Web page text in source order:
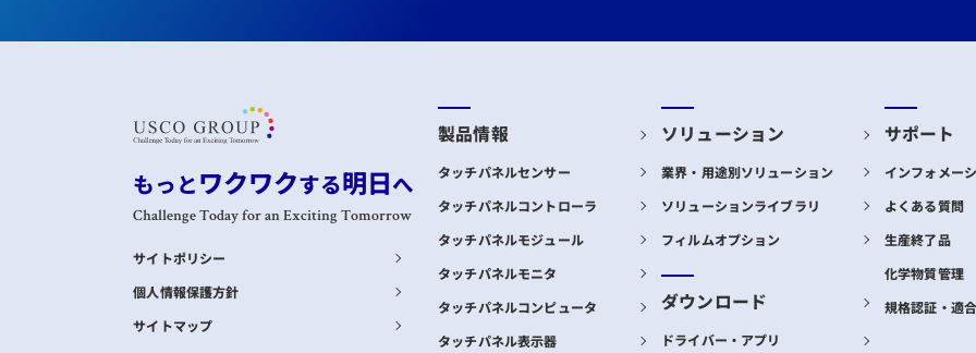
もっとワクワクする明日へ
Challenge Today for an Exciting Tomorrow
サイトポリシー
個人情報保護方針
サイトマップ
製品情報
タッチパネルセンサー
タッチパネルコントローラ
タッチパネルモジュール
タッチパネルモニタ
タッチパネルコンピュータ
タッチパネル表示器
ソリューション
業界・用途別ソリューション
ソリューションライブラリ
フィルムオプション
ダウンロード
ドライバー・アプリ
サポート
インフォメー
よくある質問
生産終了品
化学物質管理
規格認証・適合